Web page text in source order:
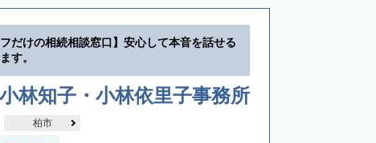
フだけの相続相談窓口】安心して本音を話せる
す。
林知子・小林依里子事務所
柏市